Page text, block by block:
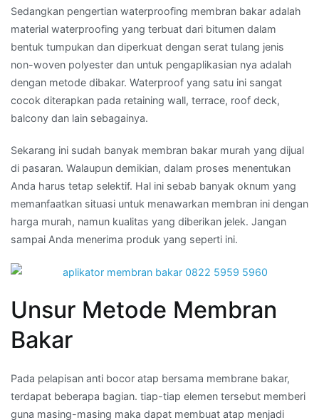
Sedangkan pengertian waterproofing membran bakar adalah
material waterproofing yang terbuat dari bitumen dalam
bentuk tumpukan dan diperkuat dengan serat tulang jenis
non-woven polyester dan untuk pengaplikasian nya adalah
dengan metode dibakar. Waterproof yang satu ini sangat
cocok diterapkan pada retaining wall, terrace, roof deck,
balcony dan lain sebagainya.
Sekarang ini sudah banyak membran bakar murah yang dijual
di pasaran. Walaupun demikian, dalam proses menentukan
Anda harus tetap selektif. Hal ini sebab banyak oknum yang
memanfaatkan situasi untuk menawarkan membran ini dengan
harga murah, namun kualitas yang diberikan jelek. Jangan
sampai Anda menerima produk yang seperti ini.
Unsur Metode Membran
Bakar
Pada pelapisan anti bocor atap bersama membrane bakar,
terdapat beberapa bagian. tiap-tiap elemen tersebut memberi
guna masing-masing maka dapat membuat atap menjadi